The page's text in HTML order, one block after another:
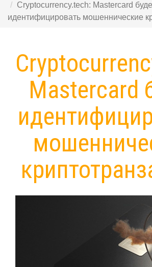
Сryptocurrency.tech: Mastercard
идентифицировать мошеннические
Mastercard